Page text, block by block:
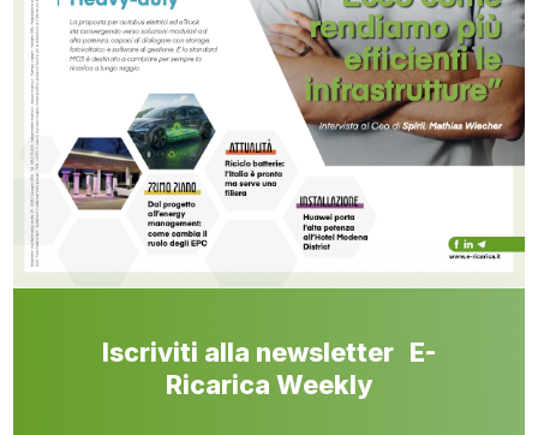
Iscriviti alla newsletter E-
Ricarica Weekly